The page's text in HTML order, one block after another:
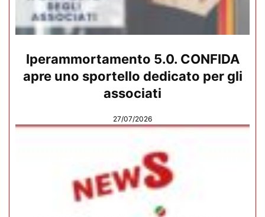
Iperammortamento 5.0. CONFIDA
apre uno sportello dedicato per gli
associati
27/07/2026